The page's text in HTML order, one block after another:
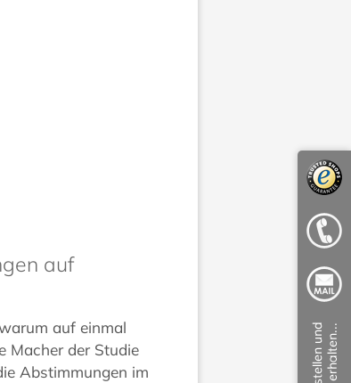
auf
auf einmal
Macher der Studie
Abstimmungen im